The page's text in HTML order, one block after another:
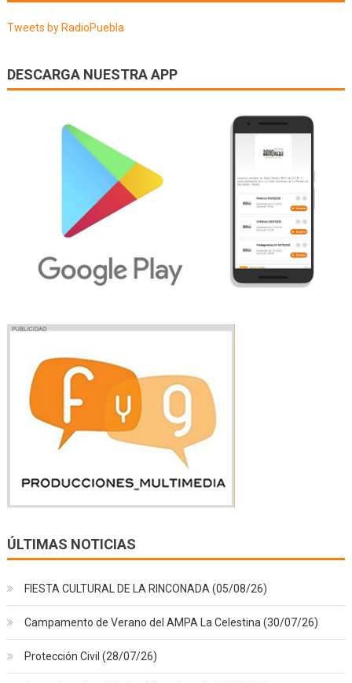
entradas
Tweets by RadioPuebla
DESCARGA NUESTRA APP
ÚLTIMAS NOTICIAS
FIESTA CULTURAL DE LA RINCONADA (05/08/26)
Campamento de Verano del AMPA La Celestina (30/07/26)
Protección Civil (28/07/26)